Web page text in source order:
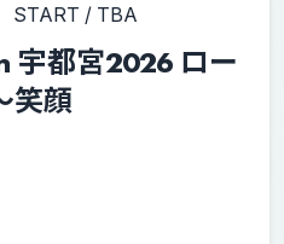
START / TBA
宇都宮2026 ロー
笑顔